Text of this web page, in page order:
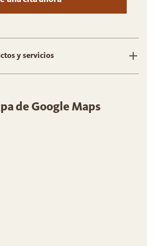
y servicios
de Google Maps